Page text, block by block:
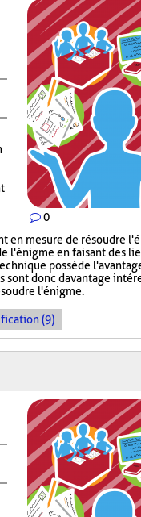
0
en mesure de résoudre
l'énigme en faisant des
possède
sont donc davantage
l'énigme.
(9)